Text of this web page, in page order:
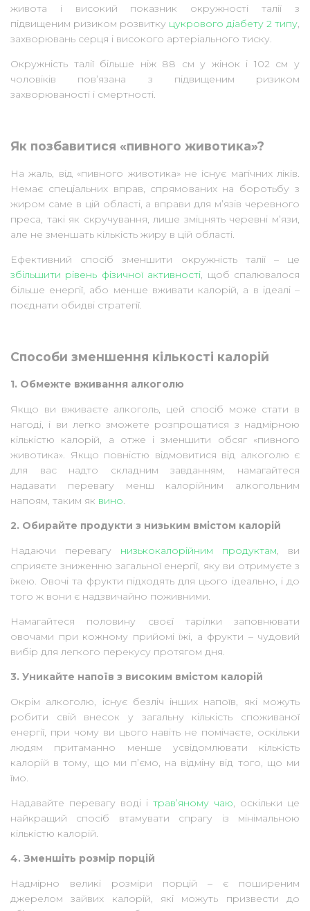
живота і високий показник окружності талії з
підвищеним ризиком розвитку цукрового діабету 2 типу,
захворювань серця і високого артеріального тиску.
Окружність талії більше ніж 88 см у жінок і 102 см у
чоловіків пов’язана з підвищеним ризиком
захворюваності і смертності.
Як позбавитися «пивного животика»?
На жаль, від «пивного животика» не існує магічних ліків.
Немає спеціальних вправ, спрямованих на боротьбу з
жиром саме в цій області, а вправи для м’язів черевного
преса, такі як скручування, лише зміцнять черевні м’язи,
але не зменшать кількість жиру в цій області.
Ефективний спосіб зменшити окружність талії – це
збільшити рівень фізичної активності, щоб спалювалося
більше енергії, або менше вживати калорій, а в ідеалі –
поєднати обидві стратегії.
Способи зменшення кількості калорій
1. Обмежте вживання алкоголю
Якщо ви вживаєте алкоголь, цей спосіб може стати в
нагоді, і ви легко зможете розпрощатися з надмірною
кількістю калорій, а отже і зменшити обсяг «пивного
животика». Якщо повністю відмовитися від алкоголю є
для вас надто складним завданням, намагайтеся
надавати перевагу менш калорійним алкогольним
напоям, таким як вино.
2. Обирайте продукти з низьким вмістом калорій
Надаючи перевагу низькокалорійним продуктам, ви
сприяєте зниженню загальної енергії, яку ви отримуєте з
їжею. Овочі та фрукти підходять для цього ідеально, і до
того ж вони є надзвичайно поживними.
Намагайтеся половину своєї тарілки заповнювати
овочами при кожному прийомі їжі, а фрукти – чудовий
вибір для легкого перекусу протягом дня.
3. Уникайте напоїв з високим вмістом калорій
Окрім алкоголю, існує безліч інших напоїв, які можуть
робити свій внесок у загальну кількість споживаної
енергії, при чому ви цього навіть не помічаєте, оскільки
людям притаманно менше усвідомлювати кількість
калорій в тому, що ми п’ємо, на відміну від того, що ми
їмо.
Надавайте перевагу воді і трав’яному чаю, оскільки це
найкращий спосіб втамувати спрагу із мінімальною
кількістю калорій.
4. Зменшіть розмір порцій
Надмірно великі розміри порцій – є поширеним
джерелом зайвих калорій, які можуть призвести до